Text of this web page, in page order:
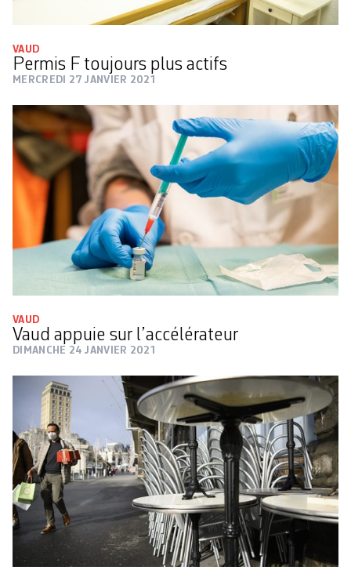
VAUD
Permis F toujours plus actifs
MERCREDI 27 JANVIER 2021
VAUD
Vaud appuie sur l’accélérateur
DIMANCHE 24 JANVIER 2021